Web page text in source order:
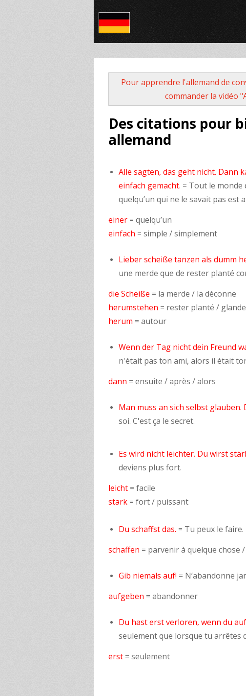
Pour apprendre l'allemand de
commander la vidéo
Des citations pour
allemand
Alle sagten, das geht nicht. Dann
einfach gemacht. = Tout le monde
quelqu’un qui ne le savait pas
einer = quelqu’un
einfach = simple / simplement
Lieber scheiße tanzen als dumm
une merde que de rester planté
die Scheiße = la merde / la déconne
herumstehen = rester planté /
herum = autour
Wenn der Tag nicht dein Freund
n'était pas ton ami, alors il était
dann = ensuite / après / alors
Man muss an sich selbst glauben.
soi. C'est ça le secret.
Es wird nicht leichter. Du wirst
deviens plus fort.
leicht = facile
stark = fort / puissant
Du schaffst das. = Tu peux le faire.
schaffen = parvenir à quelque chose
Gib niemals auf! = N’abandonne
aufgeben = abandonner
Du hast erst verloren, wenn du
seulement que lorsque tu arrêtes
erst = seulement